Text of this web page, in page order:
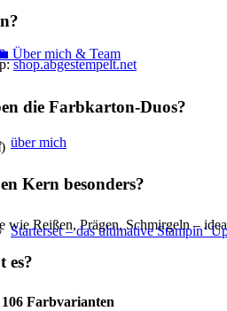
Über mich & Team
über mich
Starterset – das ultimative Stampin‘
shop.abgestempelt.net
die Farbkarton-Duos?
Kern besonders?
wie Reißen, Prägen, Schmirgeln –
es?
106 Farbvarianten